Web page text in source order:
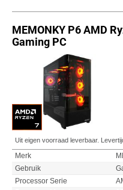
MEMONKY P6 AMD
Gaming PC
Uit eigen voorraad leverbaar.
Merk
Gebruik
Processor Serie